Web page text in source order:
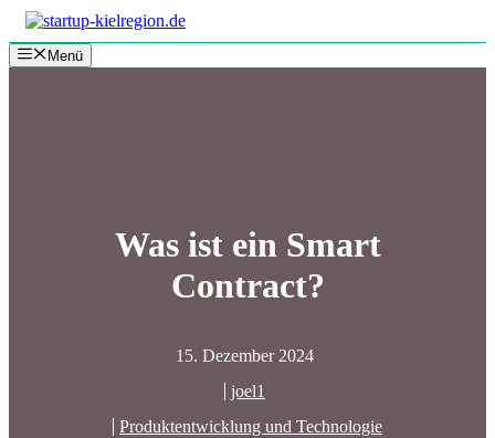
Zum
Inhalt
springenMenü
Was ist ein Smart
Contract?
15. Dezember 2024
joel1
Produktentwicklung und Technologie